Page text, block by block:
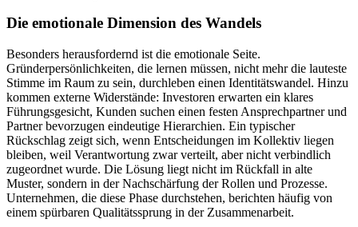
Die emotionale Dimension des Wandels
Besonders herausfordernd ist die emotionale Seite.
Gründerpersönlichkeiten, die lernen müssen, nicht mehr die lauteste
Stimme im Raum zu sein, durchleben einen Identitätswandel. Hinzu
kommen externe Widerstände: Investoren erwarten ein klares
Führungsgesicht, Kunden suchen einen festen Ansprechpartner und
Partner bevorzugen eindeutige Hierarchien. Ein typischer
Rückschlag zeigt sich, wenn Entscheidungen im Kollektiv liegen
bleiben, weil Verantwortung zwar verteilt, aber nicht verbindlich
zugeordnet wurde. Die Lösung liegt nicht im Rückfall in alte
Muster, sondern in der Nachschärfung der Rollen und Prozesse.
Unternehmen, die diese Phase durchstehen, berichten häufig von
einem spürbaren Qualitätssprung in der Zusammenarbeit.